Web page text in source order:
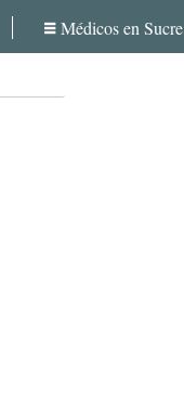
Médicos en Sucre